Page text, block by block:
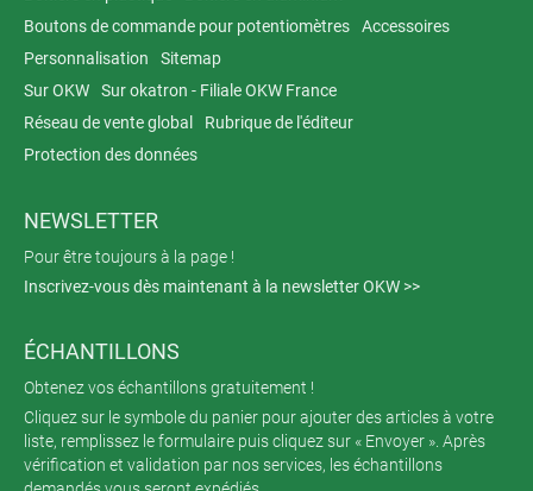
Boutons de commande pour potentiomètres
Accessoires
Personnalisation
Sitemap
Sur OKW
Sur okatron - Filiale OKW France
Réseau de vente global
Rubrique de l'éditeur
Protection des données
NEWSLETTER
Pour être toujours à la page !
Inscrivez-vous dès maintenant à la newsletter OKW >>
ÉCHANTILLONS
Obtenez vos échantillons gratuitement !
Cliquez sur le symbole du panier pour ajouter des articles à votre
liste, remplissez le formulaire puis cliquez sur « Envoyer ». Après
vérification et validation par nos services, les échantillons